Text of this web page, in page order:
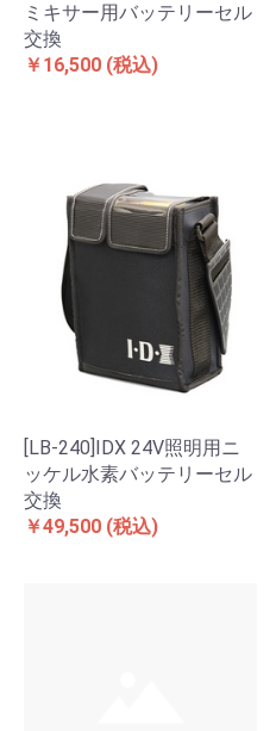
ミキサー用バッテリーセル
交換
￥16,500 (税込)
[LB-240]IDX 24V照明用ニ
ッケル水素バッテリーセル
交換
￥49,500 (税込)